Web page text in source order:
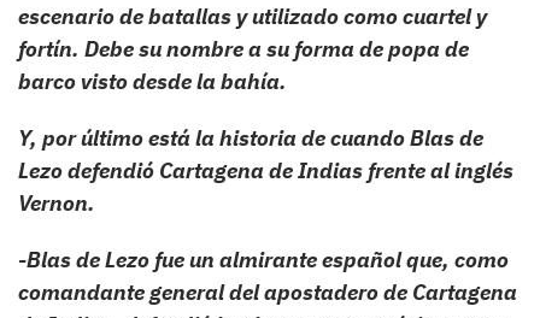
escenario de batallas y utilizado como cuartel y
fortín. Debe su nombre a su forma de popa de
barco visto desde la bahía.
Y, por último está la historia de cuando Blas de
Lezo defendió Cartagena de Indias frente al inglés
Vernon.
-Blas de Lezo fue un almirante español que, como
comandante general del apostadero de Cartagena